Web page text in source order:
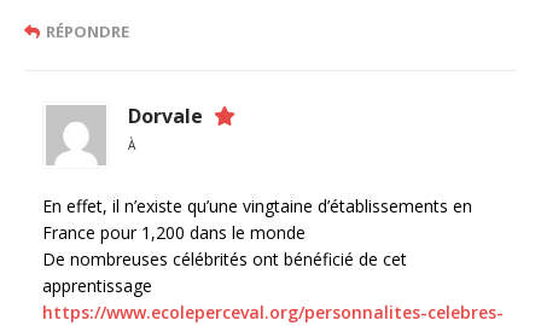
RÉPONDRE
Dorvale
À
En effet, il n’existe qu’une vingtaine d’établissements en
France pour 1,200 dans le monde
De nombreuses célébrités ont bénéficié de cet
apprentissage
https://www.ecoleperceval.org/personnalites-celebres-